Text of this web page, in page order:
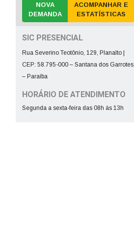
NOVA
DEMANDA
ACOMPANHAR E
ESTATÍSTICAS
SIC PRESENCIAL
Rua Severino Teotônio, 129, Planalto |
CEP: 58.795-000 – Santana dos Garrotes
– Paraíba
HORÁRIO DE ATENDIMENTO
Segunda a sexta-feira das 08h às 13h